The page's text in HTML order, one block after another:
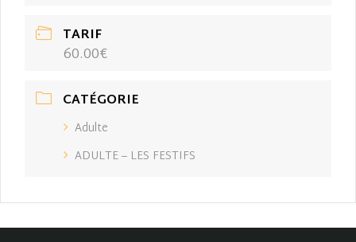
TARIF
60.00€
CATÉGORIE
Adulte
ADULTE – LES FESTIFS